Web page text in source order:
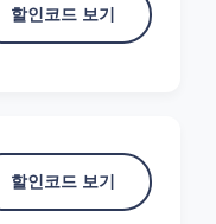
할인코드 보기
할인코드 보기